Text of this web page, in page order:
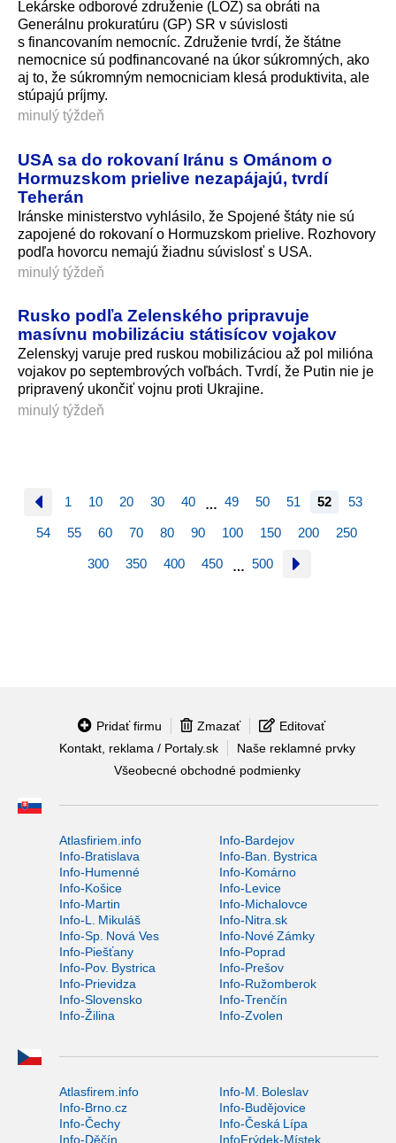
Lekárske odborové združenie (LOZ) sa obráti na
Generálnu prokuratúru (GP) SR v súvislosti
s financovaním nemocníc. Združenie tvrdí, že štátne
nemocnice sú podfinancované na úkor súkromných, ako
aj to, že súkromným nemocniciam klesá produktivita, ale
stúpajú príjmy.
minulý týždeň
USA sa do rokovaní Iránu s Ománom o
Hormuzskom prielive nezapájajú, tvrdí
Teherán
Iránske ministerstvo vyhlásilo, že Spojené štáty nie sú
zapojené do rokovaní o Hormuzskom prielive. Rozhovory
podľa hovorcu nemajú žiadnu súvislosť s USA.
minulý týždeň
Rusko podľa Zelenského pripravuje
masívnu mobilizáciu státisícov vojakov
Zelenskyj varuje pred ruskou mobilizáciou až pol milióna
vojakov po septembrových voľbách. Tvrdí, že Putin nie je
pripravený ukončiť vojnu proti Ukrajine.
minulý týždeň
1 10 20 30 40 … 49 50 51 52 53
54 55 60 70 80 90 100 150 200 250
300 350 400 450 … 500
Pridať firmu Zmazať
Editovať
Kontakt, reklama / Portaly.sk
Naše reklamné prvky
Všeobecné obchodné podmienky
Atlasfiriem.info
Info-Bardejov
Info-Bratislava
Info-Ban. Bystrica
Info-Humenné
Info-Komárno
Info-Košice
Info-Levice
Info-Martin
Info-Michalovce
Info-L. Mikuláš
Info-Nitra.sk
Info-Sp. Nová Ves
Info-Nové Zámky
Info-Piešťany
Info-Poprad
Info-Pov. Bystrica
Info-Prešov
Info-Prievidza
Info-Ružomberok
Info-Slovensko
Info-Trenčín
Info-Žilina
Info-Zvolen
Atlasfirem.info
Info-M. Boleslav
Info-Brno.cz
Info-Budějovice
Info-Čechy
Info-Česká Lípa
Info-Děčín
InfoFrýdek-Místek